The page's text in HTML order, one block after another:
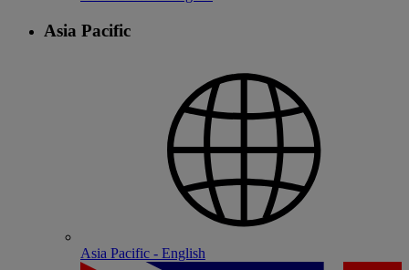
Asia Pacific
Asia Pacific - English